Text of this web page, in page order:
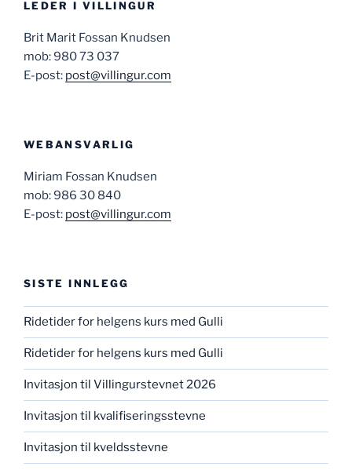
LEDER I VILLINGUR
Brit Marit Fossan Knudsen
mob: 980 73 037
E-post: post@villingur.com
WEBANSVARLIG
Miriam Fossan Knudsen
mob: 986 30 840
E-post: post@villingur.com
SISTE INNLEGG
Ridetider for helgens kurs med Gulli
Ridetider for helgens kurs med Gulli
Invitasjon til Villingurstevnet 2026
Invitasjon til kvalifiseringsstevne
Invitasjon til kveldsstevne